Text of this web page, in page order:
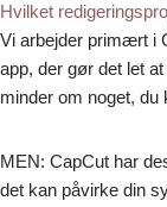
Hvilket
Vi arbejder primært i
app, der gør det let
minder om noget, du
MEN: CapCut har
det kan påvirke din